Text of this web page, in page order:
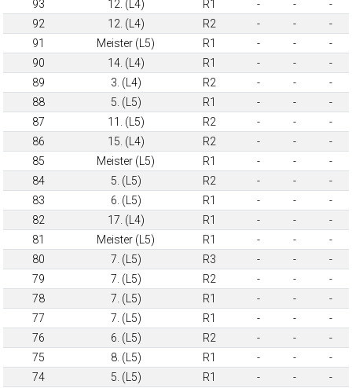
93 12. (L4) R1 - -
-
92
12. (L4) R2 - -
-
91
Meister (L5) R1 - -
-
90
14. (L4) R1 - -
-
89
3. (L4) R2 - -
-
88
5. (L5) R1 - -
-
87
11. (L5) R2 - -
-
86
15. (L4) R2 - -
-
85
Meister (L5) R1 - -
-
84
5. (L5) R2 - -
-
83
6. (L5) R1 - -
-
82
17. (L4) R1 - -
-
81
Meister (L5) R1 - -
-
80
7. (L5) R3 - -
-
79
7. (L5) R2 - -
-
78
7. (L5) R1 - -
-
77
7. (L5) R1 - -
-
76
6. (L5) R2 - -
-
75
8. (L5) R1 - -
-
74
5. (L5) R1 - -
-